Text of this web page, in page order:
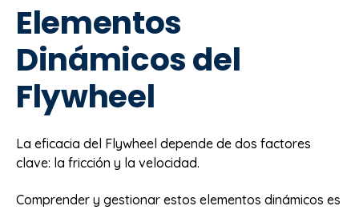
Elementos
Dinámicos del
Flywheel
La eficacia del Flywheel depende de dos factores
clave: la fricción y la velocidad.
Comprender y gestionar estos elementos dinámicos es